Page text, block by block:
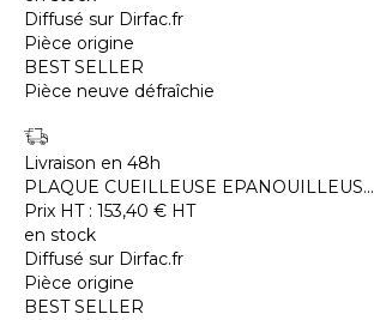
Diffusé sur Dirfac.fr
Pièce origine
BEST SELLER
Pièce neuve défraîchie
Livraison en 48h
PLAQUE CUEILLEUSE EPANOUILLEUS...
Prix HT : 153,40 € HT
en stock
Diffusé sur Dirfac.fr
Pièce origine
BEST SELLER